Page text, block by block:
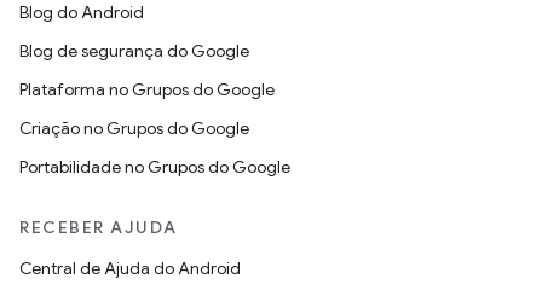
Blog do Android
Blog de segurança do Google
Plataforma no Grupos do Google
Criação no Grupos do Google
Portabilidade no Grupos do Google
RECEBER AJUDA
Central de Ajuda do Android